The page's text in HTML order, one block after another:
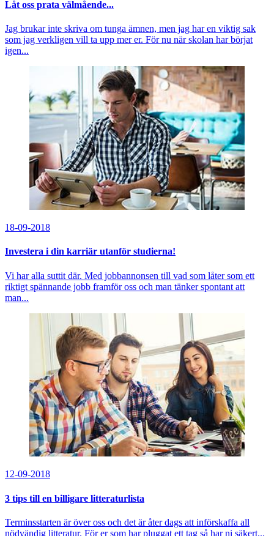
Låt oss prata välmående...
Jag brukar inte skriva om tunga ämnen, men jag har en viktig sak
som jag verkligen vill ta upp mer er. För nu när skolan har börjat
igen...
18-09-2018
Investera i din karriär utanför studierna!
Vi har alla suttit där. Med jobbannonsen till vad som låter som ett
riktigt spännande jobb framför oss och man tänker spontant att
man...
12-09-2018
3 tips till en billigare litteraturlista
Terminsstarten är över oss och det är åter dags att införskaffa all
nödvändig litteratur. För er som har pluggat ett tag så har ni säkert...